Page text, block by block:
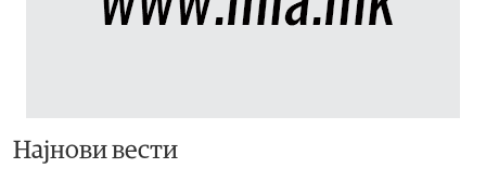
Најнови вести